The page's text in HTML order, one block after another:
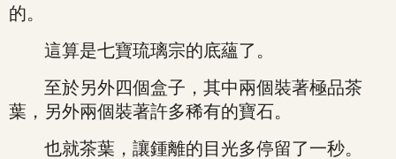
的。
這算是七寶琉璃宗的底蘊了。
至於另外四個盒子，其中兩個裝著極品茶
葉，另外兩個裝著許多稀有的寶石。
也就茶葉，讓鍾離的目光多停留了一秒。